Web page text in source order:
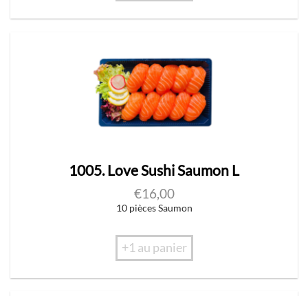
1005. Love Sushi Saumon L
€16,00
10 pièces Saumon
+1 au panier